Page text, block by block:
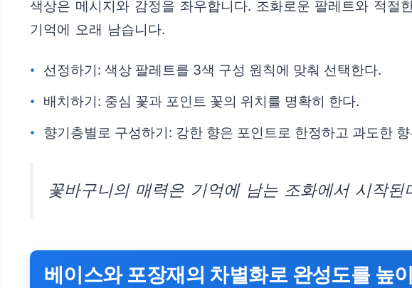
색상은 메시지와 감정을 좌우합니다. 조화로운 팔레트와 적
기억에 오래 남습니다.
선정하기: 색상 팔레트를 3색 구성 원칙에 맞춰 선택한다.
배치하기: 중심 꽃과 포인트 꽃의 위치를 명확히 한다.
향기층별로 구성하기: 강한 향은 포인트로 한정하고 과도한
꽃바구니의 매력은 기억에 남는 조화에서 시작된
베이스와 포장재의 차별화로 완성도를 높